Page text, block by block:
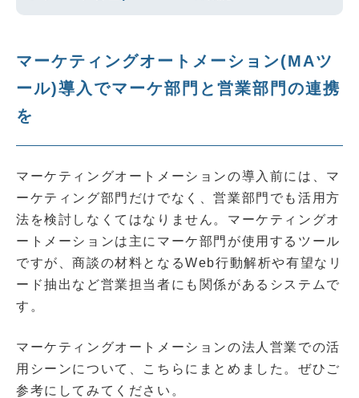
マーケティングオートメーション(MAツ
ール)導入でマーケ部門と営業部門の連携
を
マーケティングオートメーションの導入前には、マ
ーケティング部門だけでなく、営業部門でも活用方
法を検討しなくてはなりません。マーケティングオ
ートメーションは主にマーケ部門が使用するツール
ですが、商談の材料となるWeb行動解析や有望なリ
ード抽出など営業担当者にも関係があるシステムで
す。
マーケティングオートメーションの法人営業での活
用シーンについて、こちらにまとめました。ぜひご
参考にしてみてください。